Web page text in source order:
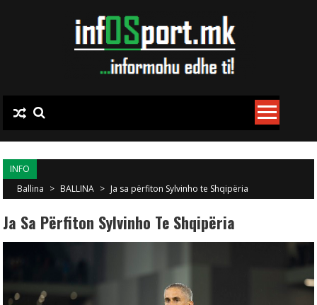
INFO
Ballina > BALLINA > Ja sa përfiton Sylvinho te Shqipëria
Ja Sa Përfiton Sylvinho Te Shqipëria